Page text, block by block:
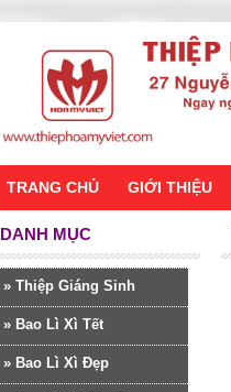
DANH MỤC
» Thiệp Giáng Sinh
» Bao Lì Xì Tết
» Bao Lì Xì Đẹp
TRANG CHỦ GIỚI THIỆU